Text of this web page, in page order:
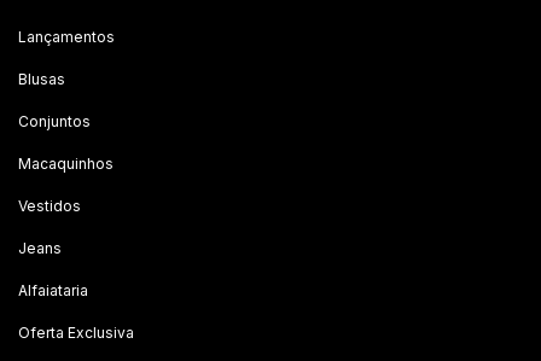
Lançamentos
Blusas
Conjuntos
Macaquinhos
Vestidos
Jeans
Alfaiataria
Oferta Exclusiva